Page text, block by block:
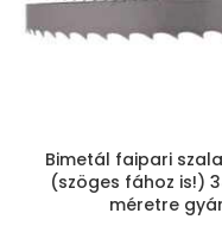
Bimetál faipari
(szöges fához is!)
méretre